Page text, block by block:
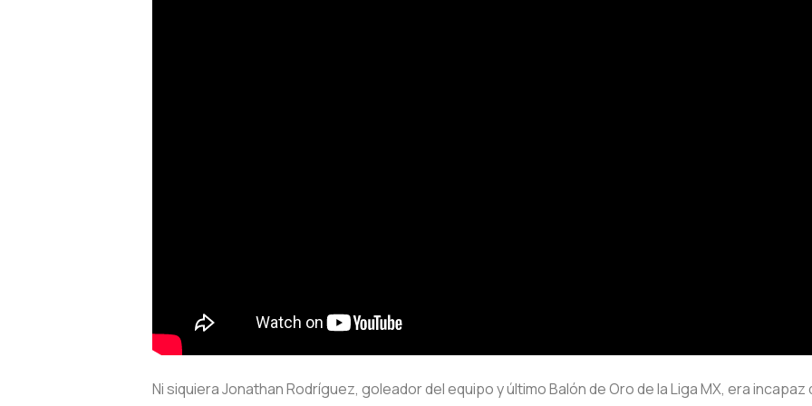
Ni siquiera Jonathan Rodríguez, goleador del equipo y último Balón de Oro de la Liga MX, era